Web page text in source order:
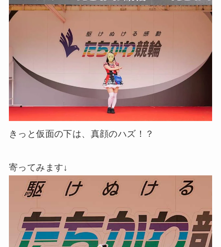
きっと仮面の下は、真顔のハズ！？
寄ってみます↓